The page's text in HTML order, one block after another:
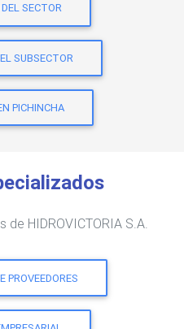
SECTOR
SUBSECTOR
PICHINCHA
HIDROVICTORIA S.A.
PROVEEDORES